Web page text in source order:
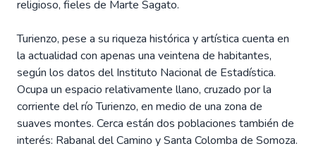
religioso, fieles de Marte Sagato.
Turienzo, pese a su riqueza histórica y artística cuenta en
la actualidad con apenas una veintena de habitantes,
según los datos del Instituto Nacional de Estadística.
Ocupa un espacio relativamente llano, cruzado por la
corriente del río Turienzo, en medio de una zona de
suaves montes. Cerca están dos poblaciones también de
interés: Rabanal del Camino y Santa Colomba de Somoza.